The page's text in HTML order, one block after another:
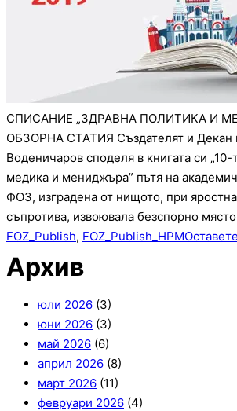
СПИСАНИЕ „ЗДРАВНА ПОЛИТИКА И
ОБЗОРНА СТАТИЯ Създателят и Декан
Воденичаров споделя в книгата си
медика и мениджъра” пътя на
ФОЗ, изградена от нищото, при
съпротива, извоювала безспорно място
FOZ_Publish, FOZ_Publish_HPM
Архив
юли 2026 (3)
юни 2026 (3)
май 2026 (6)
април 2026 (8)
март 2026 (11)
февруари 2026 (4)